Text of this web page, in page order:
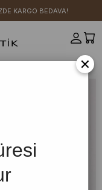
KARGO BEDAVA!
×